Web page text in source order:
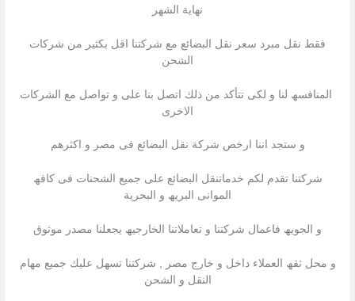
نھایة الشھر
فقط نقل مبرد سعر نقل البضائع مع شركتنا اقل بكثیر من شركات
الشحن
المنافسھ لنا و لكى تتأكد من ذلك اتصل بنا على و تواصل مع الشركات
الاخرى
و ستجد اننا ارخص شركة نقل البضائع فى مصر و اكثرھم
شركتنا تقدم لكم خدماتنقل البضائع على جمیع الشحنات فى كافھ
الموانى البریھ و البحریة
و الجویھ فاعمال شركتنا و تعاملاتنا الخارجیھ یجعلنا مصدر موثوق
و محل ثقھ العملاء داخل و خارج مصر , شركتنا تسھل علیك جمیع مھام
النقل و الشحن